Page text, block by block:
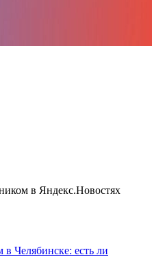
в Яндекс.Новостях
Челябинске: есть ли